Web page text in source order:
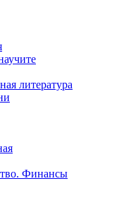
литература
Финансы